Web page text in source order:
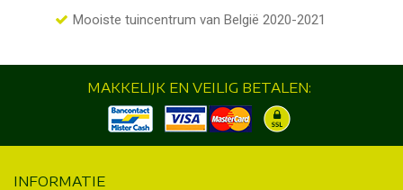
Mooiste tuincentrum van België 2020-2021
MAKKELIJK EN VEILIG BETALEN:
INFORMATIE